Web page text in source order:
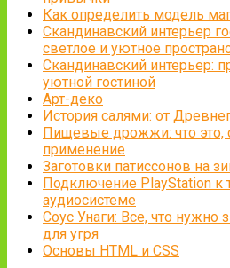
Как определить модель
Скандинавский интерьер
светлое и уютное
Скандинавский интерьер:
уютной гостиной
Арт-деко
История салями: от
Пищевые дрожжи: что это,
применение
Заготовки патиссонов на
Подключение PlayStation к
аудиосистеме
Соус Унаги: Все, что нужно
для угря
Основы HTML и CSS